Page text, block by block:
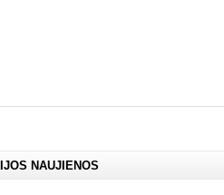
NAUJIENOS